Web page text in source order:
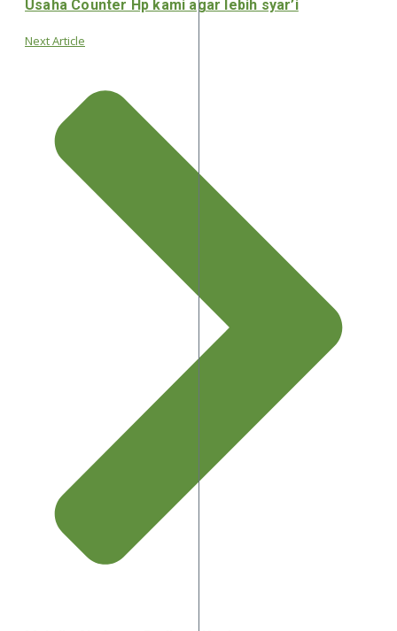
Usaha Counter Hp kami agar lebih syar’i
Next Article